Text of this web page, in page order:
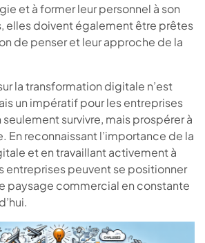
et à former leur personnel à son
elles doivent également être prêtes
de penser et leur approche de la
la transformation digitale n’est
un impératif pour les entreprises
survivre, mais prospérer à
En reconnaissant l’importance de la
et en travaillant activement à
entreprises peuvent se positionner
paysage commercial en constante